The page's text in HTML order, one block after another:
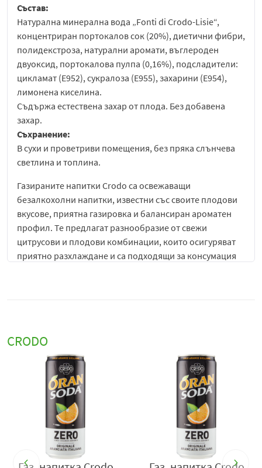
Състав:
Натурална минерална вода „Fonti di Crodo-Lisie“,
концентриран портокалов сок (20%), диетични фибри,
полидекстроза, натурални аромати, въглероден
двуоксид, портокалова пулпа (0,16%), подсладители:
цикламат (E952), сукралоза (E955), захарини (E954),
лимонена киселина.
Съдържа естествена захар от плода. Без добавена
захар.
Съхранение:
В сухи и проветриви помещения, без пряка слънчева
светлина и топлина.
Газираните напитки Crodo са освежаващи
безалкохолни напитки, известни със своите плодови
вкусове, приятна газировка и балансиран ароматен
профил. Те предлагат разнообразие от свежи
цитрусови и плодови комбинации, които осигуряват
приятно разхлаждане и са подходящи за консумация
Газираната напитка
освежаваща безалкохолна напитка с интензивен
портокалов вкус, създадена за потребители, които
търсят характерния плодов аромат на класическата
Oran Soda, но без добавена захар. Тя съчетава
свежестта на цитрусовите плодове с приятна
газировка, предлагайки леко и освежаващо
изживяване по всяко време на деня.
Напитката се отличава със своя наситен портокалов
CRODO